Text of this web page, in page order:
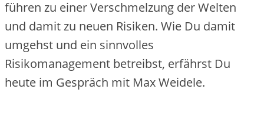
führen zu einer Verschmelzung der Welten
und damit zu neuen Risiken. Wie Du damit
umgehst und ein sinnvolles
Risikomanagement betreibst, erfährst Du
heute im Gespräch mit Max Weidele.